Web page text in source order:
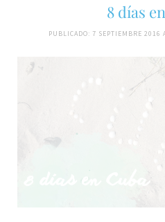
8 días
PUBLICADO: 7 SEPTIEMBRE 2016